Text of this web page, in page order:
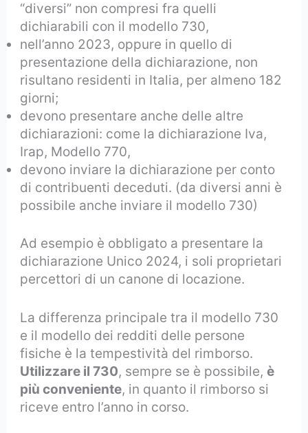
“diversi” non compresi fra quelli
dichiarabili con il modello 730,
nell’anno 2023, oppure in quello di
presentazione della dichiarazione, non
risultano residenti in Italia, per almeno 182
giorni;
devono presentare anche delle altre
dichiarazioni: come la dichiarazione Iva,
Irap, Modello 770,
devono inviare la dichiarazione per conto
di contribuenti deceduti. (da diversi anni è
possibile anche inviare il modello 730)
Ad esempio è obbligato a presentare la
dichiarazione Unico 2024, i soli proprietari
percettori di un canone di locazione.
La differenza principale tra il modello 730
e il modello dei redditi delle persone
fisiche è la tempestività del rimborso.
Utilizzare il 730, sempre se è possibile,è
più conveniente, in quanto il rimborso si
riceve entro l’anno in corso.